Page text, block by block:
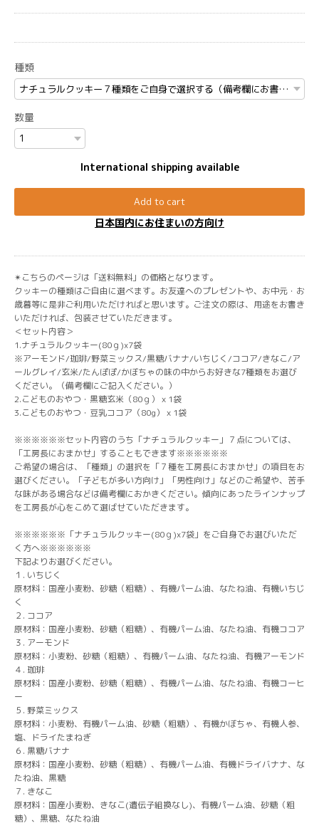
種類
数量
International shipping available
Add to cart
日本国内にお住まいの方向け
✴︎こちらのページは「送料無料」の価格となります。
クッキーの種類はご自由に選べます。お友達へのプレゼントや、お中元・お
歳暮等に是非ご利用いただければと思います。ご注文の際は、用途をお書き
いただければ、包装させていただきます。
＜セット内容＞
1.ナチュラルクッキー(80ｇ)x7袋
※アーモンド/珈琲/野菜ミックス/黒糖バナナ/いちじく/ココア/きなこ/ア
ールグレイ/玄米/たんぽぽ/かぼちゃの味の中からお好きな7種類をお選び
ください。（備考欄にご記入ください。）
2.こどものおやつ・黒糖玄米（80ｇ）ｘ1袋
3.こどものおやつ・豆乳ココア（80g）ｘ1袋
※※※※※※セット内容のうち「ナチュラルクッキー」７点については、
「工房長におまかせ」することもできます※※※※※※
ご希望の場合は、「種類」の選択を「７種を工房長におまかせ」の項目をお
選びください。「子どもが多い方向け」「男性向け」などのご希望や、苦手
な味がある場合などは備考欄におかきください。傾向にあったラインナップ
を工房長が心をこめて選ばせていただきます。
※※※※※※「ナチュラルクッキー(80ｇ)x7袋」をご自身でお選びいただ
く方へ※※※※※※
下記よりお選びください。
１. いちじく
原材料：国産小麦粉、砂糖（粗糖）、有機パーム油、なたね油、有機いちじ
く
２. ココア
原材料：国産小麦粉、砂糖（粗糖）、有機パーム油、なたね油、有機ココア
３. アーモンド
原材料：小麦粉、砂糖（粗糖）、有機パーム油、なたね油、有機アーモンド
４. 珈琲
原材料：国産小麦粉、砂糖（粗糖）、有機パーム油、なたね油、有機コーヒ
ー
５. 野菜ミックス
原材料：小麦粉、有機パーム油、砂糖（粗糖）、有機かぼちゃ、有機人参、
塩、ドライたまねぎ
６. 黒糖バナナ
原材料：国産小麦粉、砂糖（粗糖）、有機パーム油、有機ドライバナナ、な
たね油、黒糖
７. きなこ
原材料：国産小麦粉、きなこ(遺伝子組換なし)、有機パーム油、砂糖（粗
糖）、黒糖、なたね油